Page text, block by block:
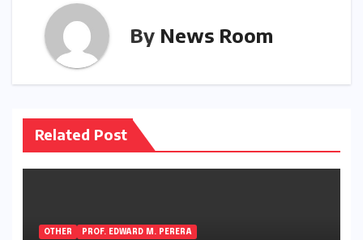
By News Room
Related Post
OTHER PROF. EDWARD M. PERERA